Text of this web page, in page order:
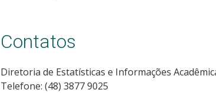
Contatos
Diretoria de Estatísticas e Informações
Telefone: (48) 3877 9025